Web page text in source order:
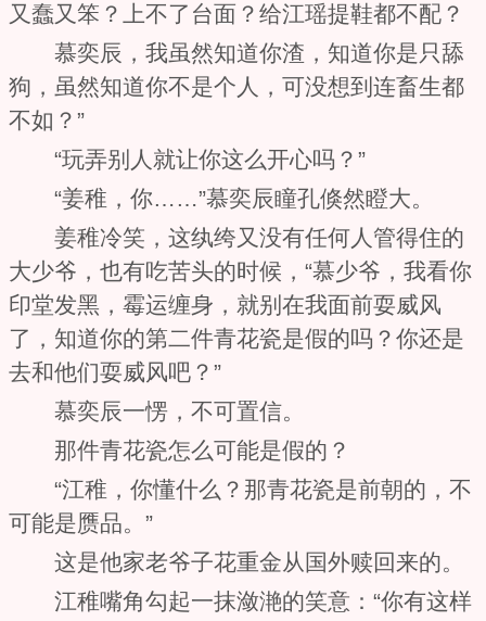
又蠢又笨？上不了台面？给江瑶提鞋都不配？
慕奕辰，我虽然知道你渣，知道你是只舔
狗，虽然知道你不是个人，可没想到连畜生都
不如？”
“玩弄别人就让你这么开心吗？”
“姜稚，你……”慕奕辰瞳孔倏然瞪大。
姜稚冷笑，这纨绔又没有任何人管得住的
大少爷，也有吃苦头的时候，“慕少爷，我看你
印堂发黑，霉运缠身，就别在我面前耍威风
了，知道你的第二件青花瓷是假的吗？你还是
去和他们耍威风吧？”
慕奕辰一愣，不可置信。
那件青花瓷怎么可能是假的？
“江稚，你懂什么？那青花瓷是前朝的，不
可能是赝品。”
这是他家老爷子花重金从国外赎回来的。
江稚嘴角勾起一抹潋滟的笑意：“你有这样